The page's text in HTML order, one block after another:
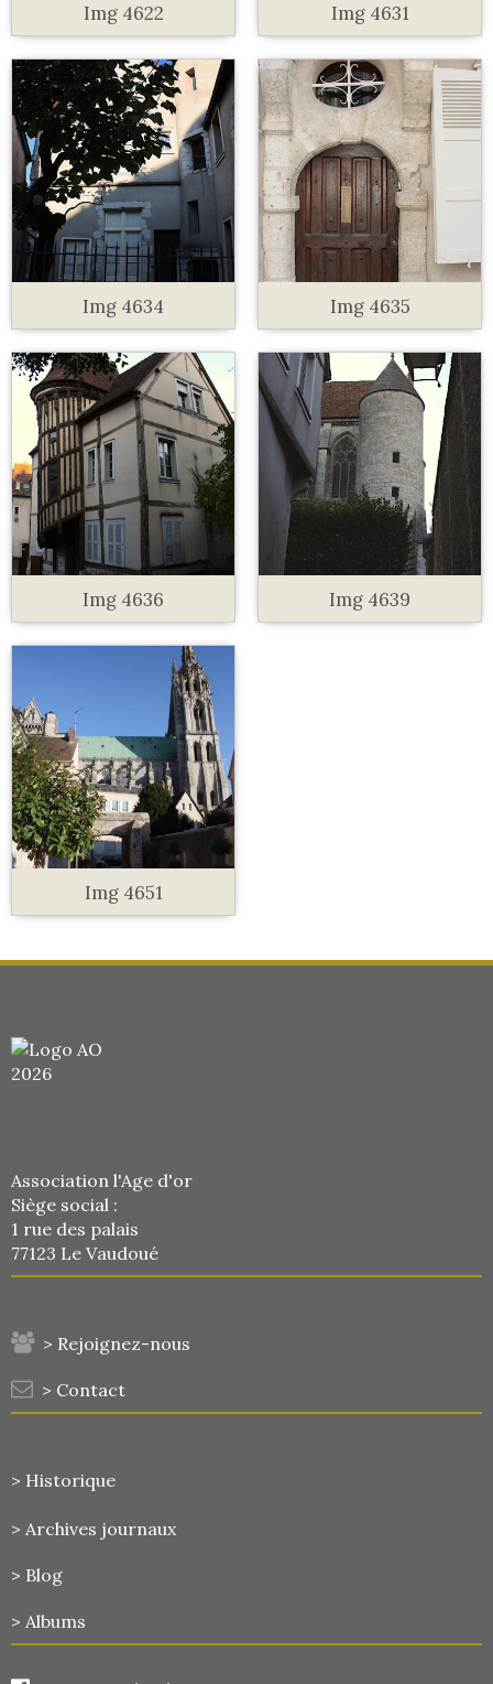
Img 4622 Img 4631
Img 4634 Img 4635
Img 4636 Img 4639
Img 4651
Association l'Age d'or
Siège social :
1 rue des palais
77123 Le Vaudoué
> Rejoignez-nous
> Contact
> Historique
> Archives journaux
> Blog
> Albums